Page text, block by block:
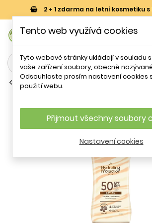
2 + 1 zdarma na letní kosmetiku s
Vysoká ochrana SPF 50 a více
Hydrating Protection
Hawaiian Tropic - 180 ml
Tento web využívá cookies
Tyto webové stránky ukládají v souladu
vaše zařízení soubory, obecně
Odsouhlaste prosím nastavení cookies
použití webu.
Přijmout všechny soubory
Nastavení cookies